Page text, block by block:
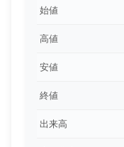
始値
高値
安値
終値
出来高